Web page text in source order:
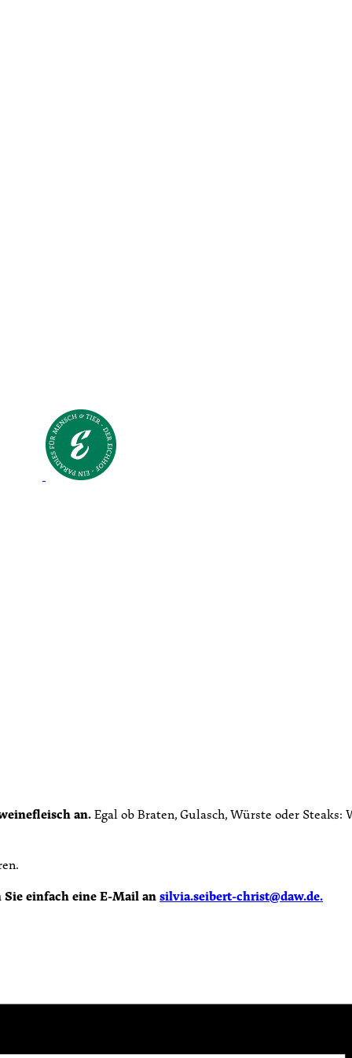
an.Egal ob Braten, Gulasch, Würste oder
Sie einfach eine E-Mail ansilvia.seibert-christ@daw.de.